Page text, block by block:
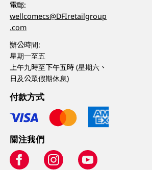
電郵:
wellcomecs@DFIretailgroup
.com
辦公時間:
星期一至五
上午九時至下午五時 (星期六、
日及公眾假期休息)
付款方式
關注我們